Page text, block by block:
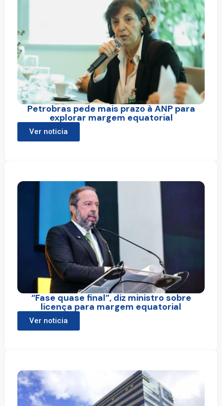
Petrobras pede mais prazo à ANP para
explorar margem equatorial
Ver noticia
“Fase quase final”, diz ministro sobre
licença para margem equatorial
Ver noticia